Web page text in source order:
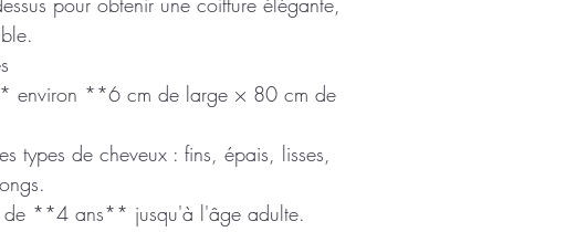
environ **6 cm de large × 80 cm de
types de cheveux : fins, épais, lisses,
de **4 ans** jusqu'à l'âge adulte.